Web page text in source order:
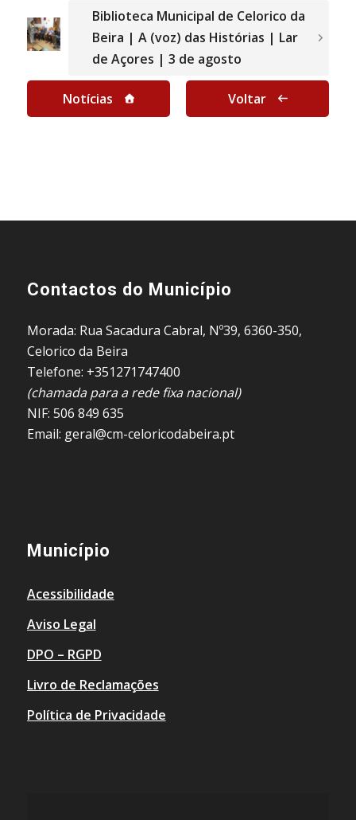
Biblioteca Municipal de Celorico da
Beira | A (voz) das Histórias | Lar
de Açores | 3 de agosto
Notícias Voltar
Contactos do Município
Morada: Rua Sacadura Cabral, Nº39, 6360-350,
Celorico da Beira
Telefone: +351271747400
(chamada para a rede fixa nacional)
NIF: 506 849 635
Email: geral@cm-celoricodabeira.pt
Município
Acessibilidade
Aviso Legal
DPO – RGPD
Livro de Reclamações
Política de Privacidade